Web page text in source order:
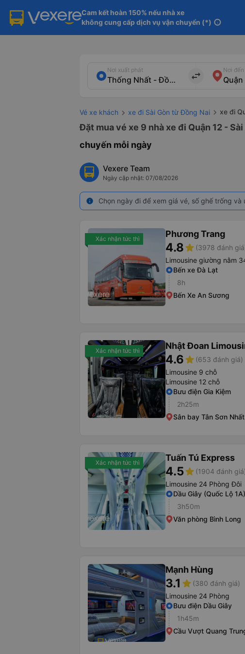
Cam kết hoàn 150% nếu nhà xe
không cung cấp dịch vụ vận chuyển (*) info
Nơi xuất phát
import_export
Nơi đến
Vé xe khách xe đi Sài Gòn từ Đồng Nai xe đi
Đặt mua vé xe 9 nhà xe đi Quận 12 -
chuyến mỗi ngày
Vexere Team
Ngày cập nhật: 07/08/2026
info Chọn ngày đi để xem giá vé, số ghế trống và
Xác nhận tức thì Phương Trang
4.8star (3978 đánh
Limousine giường nằm
Bến xe Đà Lạt
8h
Bến Xe An Sương
Xác nhận tức thì Nhật Đoan
4.6star (653 đánh giá)
Limousine 9 chỗ
Limousine 12 chỗ
Bưu điện Gia Kiệm
2h25m
Sân bay Tân Sơn Nhất
Xác nhận tức thì Tuấn Tú Express
4.5star (1904 đánh
Limousine 24 Phòng Đôi
Dầu Giây (Quốc Lộ 1A)
3h50m
Văn phòng Bình Long
Mạnh Hùng
3.1 star (380 đánh giá)
Limousine 24 Phòng
Bưu điện Dầu Giây
1h45m
Cầu Vượt Quang